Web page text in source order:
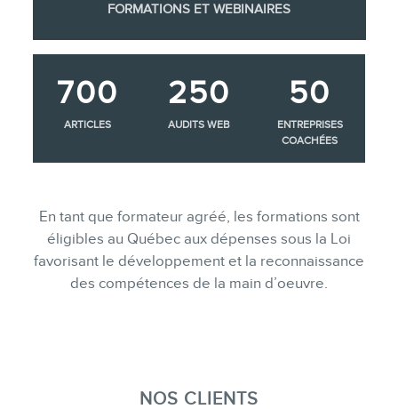
FORMATIONS ET WEBINAIRES
700
ARTICLES
250
AUDITS WEB
50
ENTREPRISES
COACHÉES
En tant que formateur agréé, les formations sont
éligibles au Québec aux dépenses sous la Loi
favorisant le développement et la reconnaissance
des compétences de la main d’oeuvre.
NOS CLIENTS